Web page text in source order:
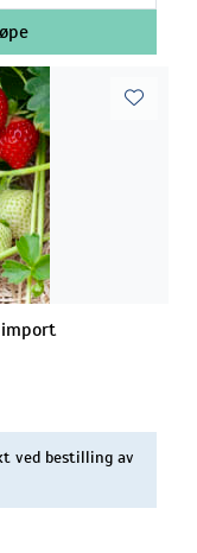
ved bestilling av